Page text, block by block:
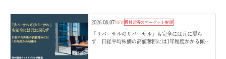
2026.08.07NEW野村證券のマーケット解説
「リバーサルのリバーサル」も完全には元に戻ら
ず 日経平均株価の高値奪回には1年程度かかる傾